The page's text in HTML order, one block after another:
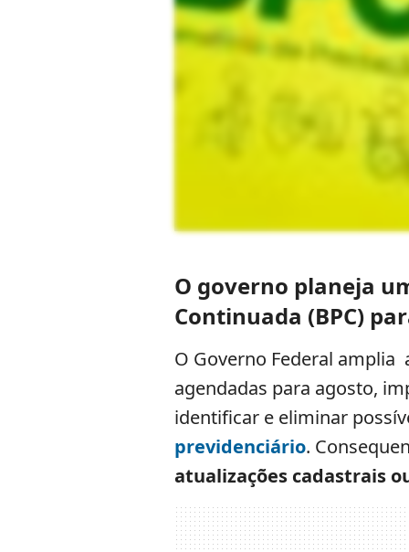
O governo planeja
Continuada (BPC)
O Governo Federal amplia
agendadas para agosto,
identificar e eliminar
previdenciário.
atualizações cadastrais